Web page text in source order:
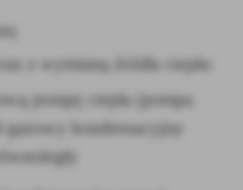
z wymianą źródła ciepła:
pompę ciepła (pompa
gazowy kondensacyjny